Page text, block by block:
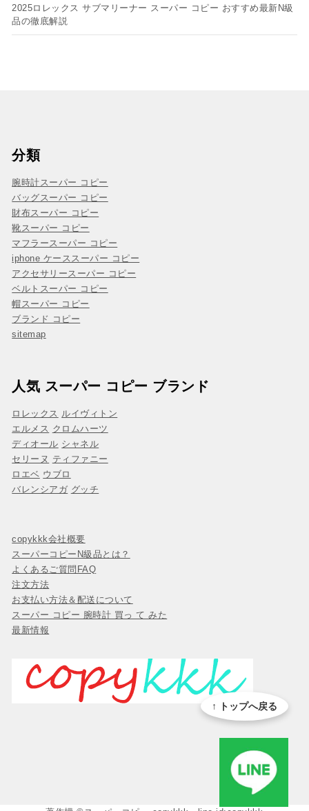
2025ロレックス サブマリーナー スーパー コピー おすすめ最新N級
品の徹底解説
分類
腕時計スーパー コピー
バッグスーパー コピー
財布スーパー コピー
靴スーパー コピー
マフラースーパー コピー
iphone ケーススーパー コピー
アクセサリースーパー コピー
ベルトスーパー コピー
帽スーパー コピー
ブランド コピー
sitemap
人気 スーパー コピー ブランド
ロレックス ルイヴィトン
エルメス クロムハーツ
ディオール シャネル
セリーヌ ティファニー
ロエベ ウブロ
バレンシアガ グッチ
copykkk会社概要
スーパーコピーN級品とは？
よくあるご質問FAQ
注文方法
お支払い方法＆配送について
スーパー コピー 腕時計 買っ て みた
最新情報
↑ トップへ戻る